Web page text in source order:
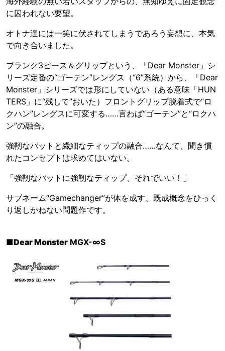
に囚われない要望。
オトナ達には一笑に伏されてしまうであろう妄想に、本気
で向き合いました。
ブランク3ピース＆グリップという、「Dear Monster」シ
リーズ定番の“ゴーテン”レングス（“6”系統）から、「Dear
Monster」シリーズでは形にしていない（ある意味「HUN
TERS」に“残して”おいた）フロントグリップ脱着式で“ロ
クハン”レングスに可変する……言わば“ゴーテン”と“ロクハ
ン”の融合。
強靭なバットと繊細なティップの融合……なんて、聞き慣
れたコンセプトは求めてはいない。
「強靭なバットに強靭なティップ、それでいい！」
サブネーム“Gamechanger”が体を成す、既成概念をひっく
り返しかねない問題作です。
■Dear Monster MGX-∞S